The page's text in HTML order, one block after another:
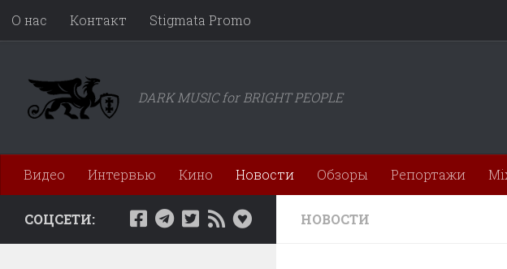
Перейти к содержимому
О нас Контакт Stigmata Promo
DARK MUSIC for BRIGHT PEOPLE
Видео Интервью Кино Новости Обзоры Репортажи
НОВОСТИ
СОЦСЕТИ: